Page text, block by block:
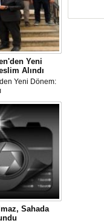
Yeni
Alındı
Yeni Dönem:
Sahada